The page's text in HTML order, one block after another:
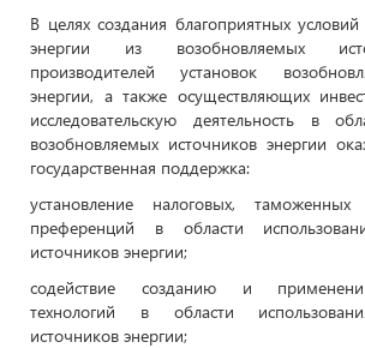
В целях создания благоприятных
энергии из возобновляемых
производителей установок
энергии, а также осуществляющих
исследовательскую деятельность в
возобновляемых источников энергии
государственная поддержка:
установление налоговых,
преференций в области
источников энергии;
содействие созданию и
технологий в области
источников энергии;